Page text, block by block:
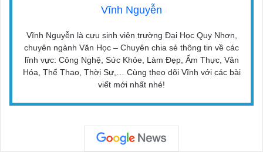
Vĩnh Nguyễn
Vĩnh Nguyễn là cựu sinh viên trường Đại Học Quy Nhơn,
chuyên ngành Văn Học – Chuyên chia sẻ thông tin về các
lĩnh vực: Công Nghệ, Sức Khỏe, Làm Đẹp, Ẩm Thực, Văn
Hóa, Thể Thao, Thời Sự,… Cùng theo dõi Vĩnh với các bài
viết mới nhất nhé!